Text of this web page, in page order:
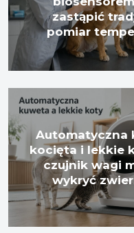
zastąpić
pomiar
Automatyczna
kocięta i lekkie
czujnik wagi
wykryć